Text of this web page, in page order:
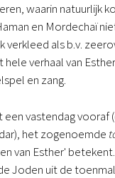
waarin natuurlijk
en Mordechaï
verkleed als b.v.
hele verhaal van
en zang.
een vastendag vooraf
het zogenoemde
van Esther'
Joden uit de